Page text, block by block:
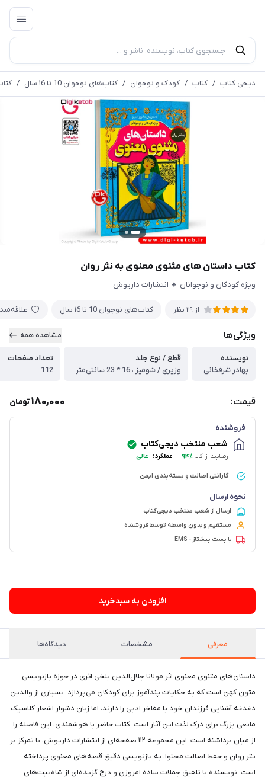
دیجی کتاب / کتاب / کودک و نوجوان / کتاب‌های نوجوان 10 تا ۱6 سال /
کتاب داستان های مثنوی معنوی به نثر روان
ویژه کودکان و نوجوانان 🔸 انتشارات داریوش
از29 نظر کتاب‌های نوجوان 10 تا ۱6 سال
ویژگی‌ها مشاهده همه
نویسنده
بهادر شرفخانی
قطع / نوع جلد
وزیری / شومیز ، 16 * 23 سانتی‌متر
تعداد صفحات
112
قیمت: 180,000تومان
فروشنده
شعب منتخب دیجی‌کتاب
رضایت از کالا ۹۴٪ عملکرد: عالی
گارانتی اصالت و بسته‌بندی ایمن
نحوه ارسال
ارسال از شعب منتخب دیجی‌کتاب
مستقیم و بدون واسطه توسط فروشنده
با پست پیشتاز - EMS
افزودن به سبدخرید
معرفی مشخصات دیدگاه‌ها
داستان‌های مثنوی معنوی اثر مولانا جلال‌الدین بلخی اثری در حوزه بازنویسی
متون کهن است که به حکایات پندآموز برای کودکان می‌پردازد. بسیاری از والدین
دغدغه آشنایی فرزندان خود با مفاخر ادبی را دارند، اما زبان دشوار اشعار کلاسیک
مانعی بزرگ برای درک لذت این آثار است. کتاب حاضر با هوشمندی، این فاصله را
از میان برداشته است. این مجموعه ۱۱۲ صفحه‌ای از انتشارات داریوش، با تمرکز بر
نثر روان و حفظ اصالت محتوا، به بازنویسی دقیق قصه‌های معنوی پرداخته
است. نویسنده با تلفیق جملات ساده امروزی و درج گزیده‌ای از شاه‌بیت‌های